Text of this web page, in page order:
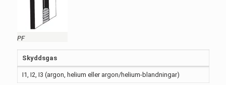
PF
Skyddsgas
I1, I2, I3 (argon, helium eller argon/helium-blandningar)